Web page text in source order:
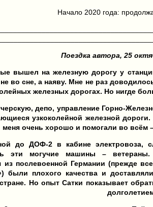
Начало 2020 года:
Поездка автора, 25
вышел на железную дорогу у
во сне, а наяву. Мне не раз
железных дорогах. Но нигде
депо, управление Горно-
узкоколейной железной
меня очень хорошо и помогали во всём
до ДОФ-2 в кабине электровоза,
эти могучие машины – ветераны.
из послевоенной Германии (прежде
были плохого качества и
Но опыт Сатки показывает